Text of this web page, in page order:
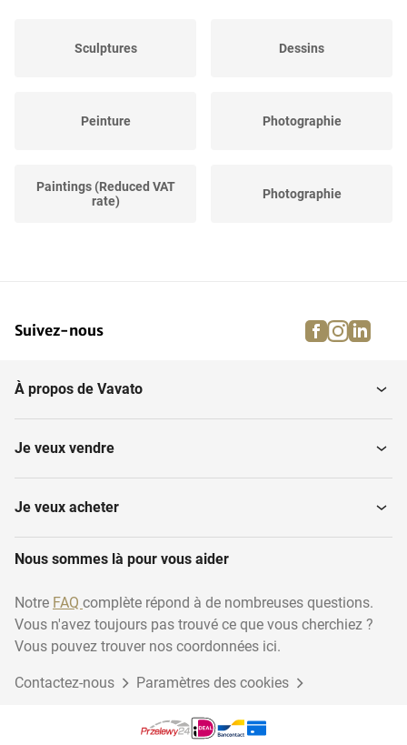
Sculptures Dessins
Peinture Photographie
Paintings (Reduced VAT
rate)
Photographie
Arts graphiques
Suivez-nous facebook
À propos de Vavato
Je veux vendre
Je veux acheter
Nous sommes là pour vous aider
Notre FAQ complète répond à de nombreuses questions.
Vous n'avez toujours pas trouvé ce que vous cherchiez ?
Vous pouvez trouver nos coordonnées ici.
Contactez-nous Paramètres des cookies